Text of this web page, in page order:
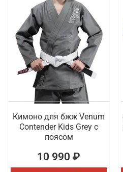
Кимоно для бжж Venum
Contender Kids Grey с
поясом
10 990 ₽